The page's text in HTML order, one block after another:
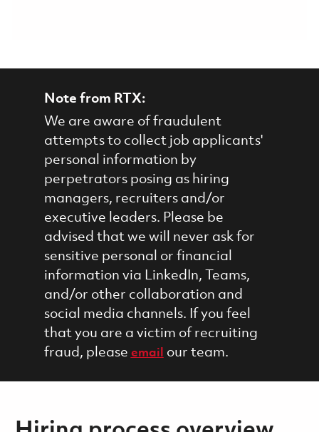
Note from RTX:
We are aware of fraudulent
attempts to collect job applicants'
personal information by
perpetrators posing as hiring
managers, recruiters and/or
executive leaders. Please be
advised that we will never ask for
sensitive personal or financial
information via LinkedIn, Teams,
and/or other collaboration and
social media channels. If you feel
that you are a victim of recruiting
fraud, please email our team.